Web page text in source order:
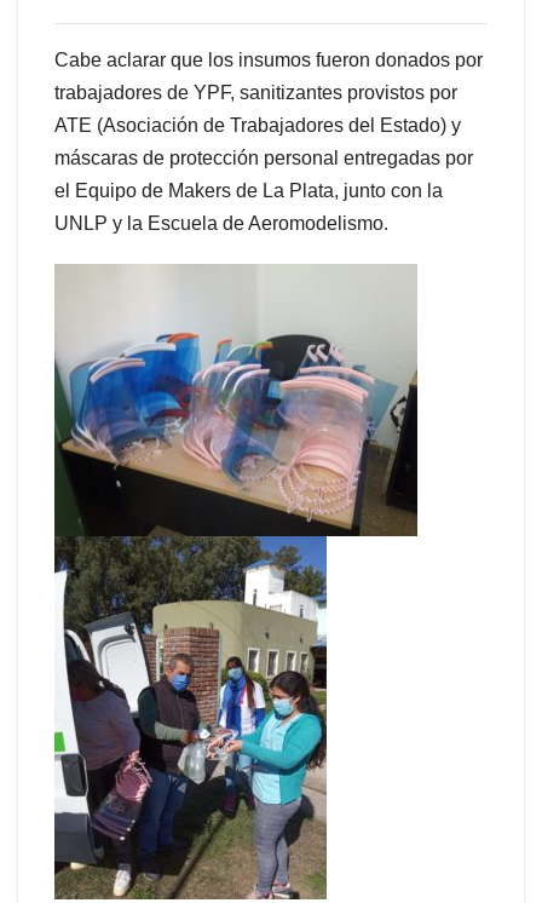
Cabe aclarar que los insumos fueron donados por
trabajadores de YPF, sanitizantes provistos por
ATE (Asociación de Trabajadores del Estado) y
máscaras de protección personal entregadas por
el Equipo de Makers de La Plata, junto con la
UNLP y la Escuela de Aeromodelismo.